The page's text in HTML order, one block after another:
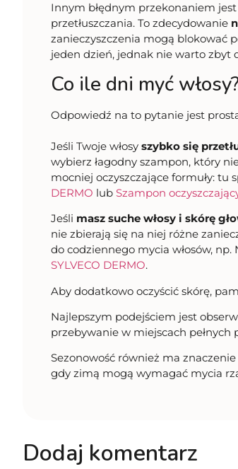
Innym błędnym przekonaniem
przetłuszczania. To zdecydowanie
zanieczyszczenia mogą blokować
jeden dzień, jednak nie warto zbyt
Co ile dni myć
Odpowiedź na to pytanie jest
Jeśli Twoje włosy szybko się
wybierz łagodny szampon, który
mocniej oczyszczające formuły: tu
DERMO lub Szampon
Jeśli masz suche włosy i skórę
nie zbierają się na niej różne
do codziennego mycia włosów,
SYLVECO DERMO.
Aby dodatkowo oczyścić skórę,
Najlepszym podejściem jest
przebywanie w miejscach pełnych
Sezonowość również ma
gdy zimą mogą wymagać mycia
Dodaj komentarz